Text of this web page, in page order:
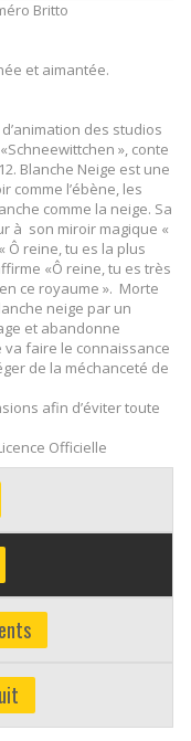
Britto
et aimantée.
des studios
», conte
Blanche Neige est une
comme l’ébène, les
comme la neige. Sa
à son miroir magique «
Ô reine, tu es la plus
«Ô reine, tu es très
ce royaume ». Morte
neige par un
et abandonne
va faire le connaissance
de la méchanceté de
afin d’éviter toute
Officielle